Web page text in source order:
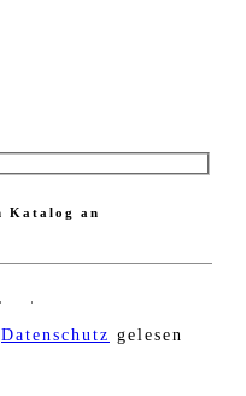
Katalog an
Datenschutz gelesen